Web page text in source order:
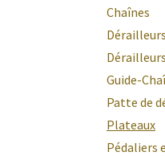
Chaînes
Guide-
Patte de
Plateaux
Pédaliers